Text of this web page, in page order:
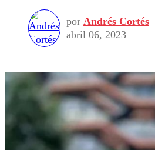
por Andrés Cortés
abril 06, 2023